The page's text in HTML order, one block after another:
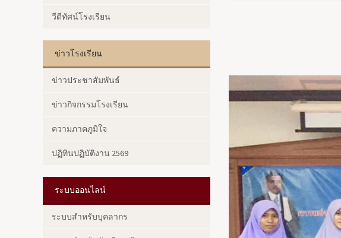
วีดีทัศน์โรงเรียน
ข่าวโรงเรียน
ข่าวประชาสัมพันธ์
ข่าวกิจกรรมโรงเรียน
ความภาคภูมิใจ
ปฏิทินปฏิบัติงาน 2569
ระบบออนไลน์
ระบบสำหรับบุคลากร